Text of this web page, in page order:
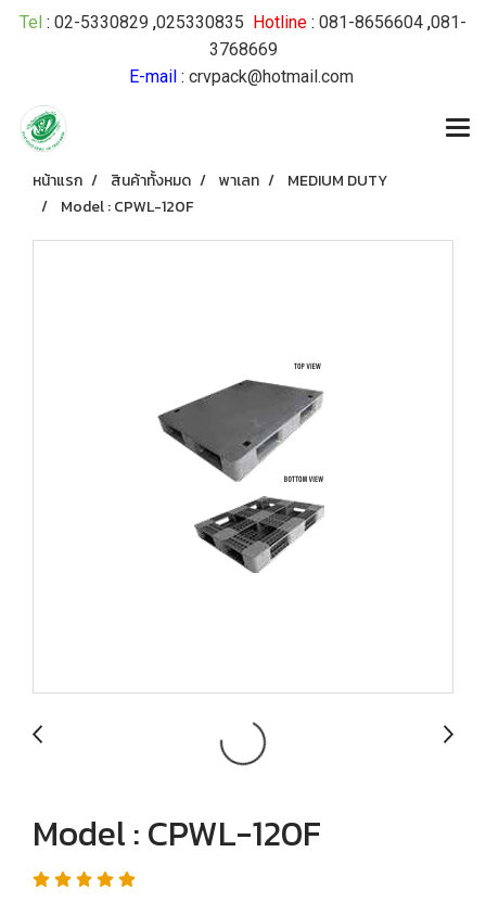
Tel : 02-5330829 ,025330835 Hotline : 081-8656604 ,081-
3768669
E-mail: crvpack@hotmail.com
หน้าแรก สินค้าทั้งหมด พาเลท
MEDIUM DUTY
Model : CPWL-120F
Model : CPWL-120F